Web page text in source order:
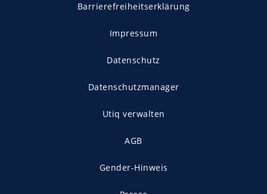
Barrierefreiheitserklärung
Impressum
Datenschutz
Datenschutzmanager
Utiq verwalten
AGB
Gender-Hinweis